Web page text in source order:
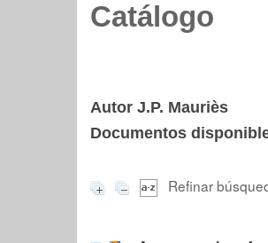
Catálogo
Autor J.P. Mauriès
Documentos
Refinar